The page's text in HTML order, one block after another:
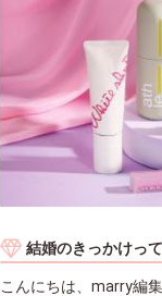
結婚のきっかけっ
こんにちは、marry編